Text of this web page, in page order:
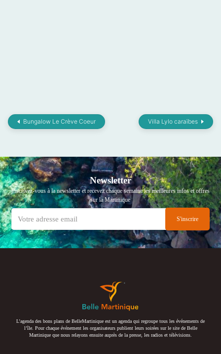
Bungalow Le Crève Coeur Villa Lylo caraïbes
Newsletter
Inscrivez-vous à la newsletter et recevez chaque semaine les meilleures infos et offres
sur la Martinique
L’agenda des bons plans de BelleMartinique est un agenda qui regroupe tous les événements de
l’île. Pour chaque événement les organisateurs publient leurs soirées sur le site de Belle
Martinique que nous relayons ensuite auprès de la presse, les radios et télévisions.